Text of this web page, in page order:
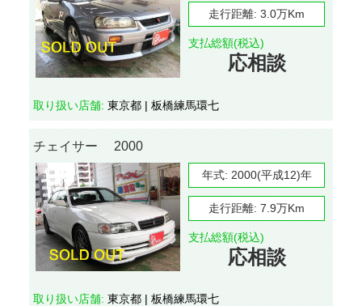
走行距離: 3.0万Km
支払総額(税込)
応相談
取り扱い店舗: 東京都 | 板橋練馬環七
チェイサー 2000
年式: 2000(平成12)年
走行距離: 7.9万Km
支払総額(税込)
応相談
取り扱い店舗: 東京都 | 板橋練馬環七